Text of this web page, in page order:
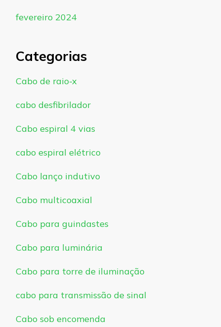
fevereiro 2024
Categorias
Cabo de raio-x
cabo desfibrilador
Cabo espiral 4 vias
cabo espiral elétrico
Cabo lanço indutivo
Cabo multicoaxial
Cabo para guindastes
Cabo para luminária
Cabo para torre de iluminação
cabo para transmissão de sinal
Cabo sob encomenda